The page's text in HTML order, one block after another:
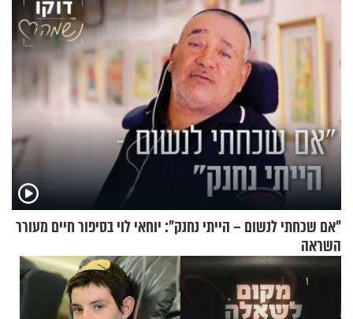
"אם שכחתי לנשום – הייתי נחנק": יוחאי לוי בסיפור חיים מעורר
השראה